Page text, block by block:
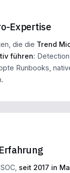
Expertise
die die Trend
führen:
Runbooks,
seit 2017 in